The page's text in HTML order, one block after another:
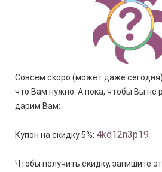
Совсем скоро (может даже
что Вам нужно. А пока, чтобы Вы не
дарим Вам:
Купон на скидку 5%: 4kd12n3p19
Чтобы получить скидку, запишите